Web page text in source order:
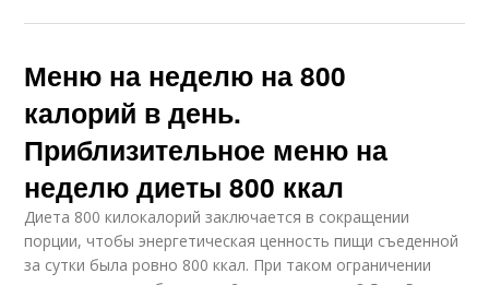
Меню на неделю на 800
калорий в день.
Приблизительное меню на
неделю диеты 800 ккал
Диета 800 килокалорий заключается в сокращении
порции, чтобы энергетическая ценность пищи съеденной
за сутки была ровно 800 ккал. При таком ограничении